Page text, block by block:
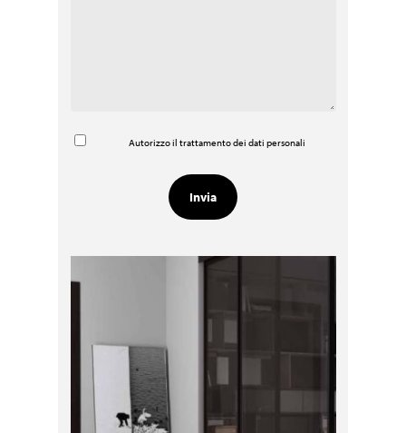
Autorizzo il trattamento dei dati personali